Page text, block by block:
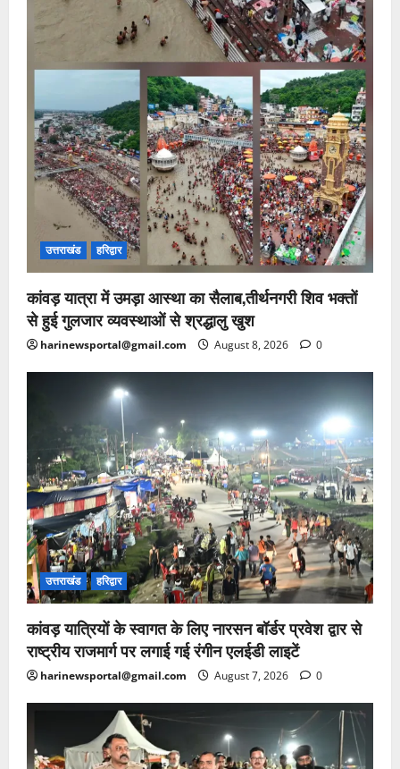
उत्तराखंड हरिद्वार
कांवड़ यात्रा में उमड़ा आस्था का सैलाब,तीर्थनगरी शिव भक्तों
से हुई गुलजार व्यवस्थाओं से श्रद्धालु खुश
harinewsportal@gmail.com August 8, 2026 0
उत्तराखंड हरिद्वार
कांवड़ यात्रियों के स्वागत के लिए नारसन बॉर्डर प्रवेश द्वार से
राष्ट्रीय राजमार्ग पर लगाई गई रंगीन एलईडी लाइटें
harinewsportal@gmail.com August 7, 2026 0